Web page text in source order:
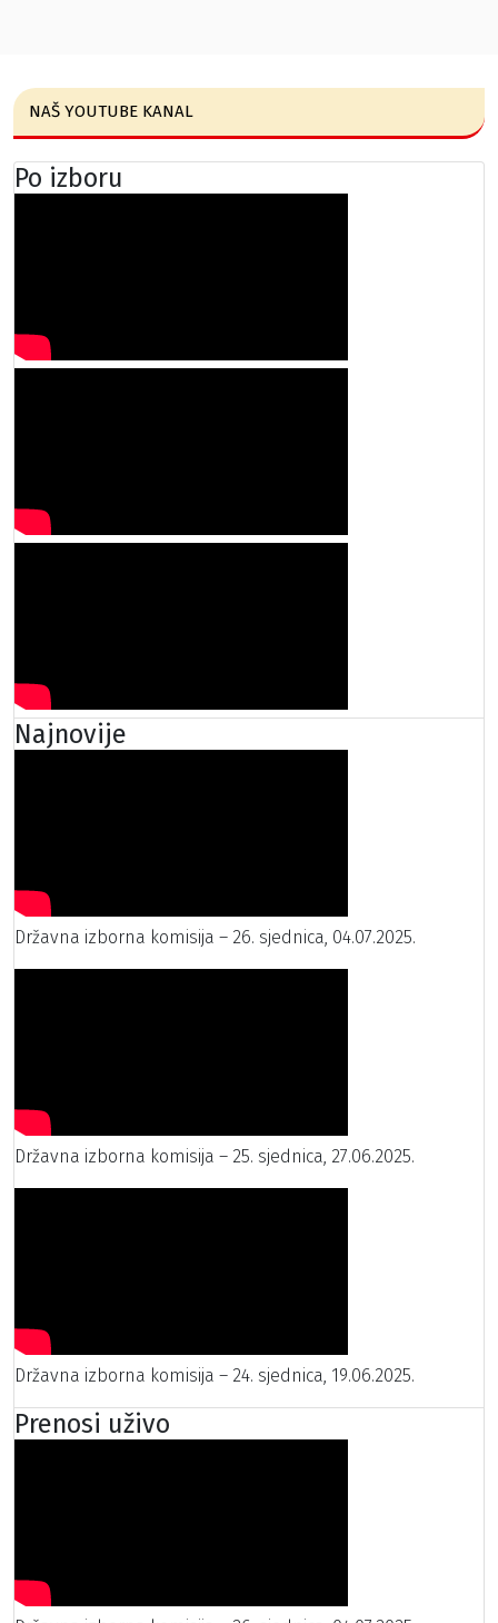
NAŠ YOUTUBE KANAL
Po izboru
Najnovije
Državna izborna komisija – 26. sjednica, 04.07.2025.
Državna izborna komisija – 25. sjednica, 27.06.2025.
Državna izborna komisija – 24. sjednica, 19.06.2025.
Prenosi uživo